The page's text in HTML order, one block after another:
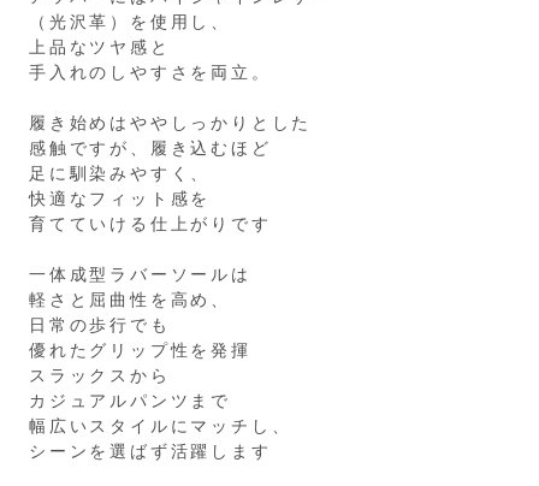
（光沢革）を使用し、
上品なツヤ感と
手入れのしやすさを両立。
履き始めはややしっかりとした
感触ですが、履き込むほど
足に馴染みやすく、
快適なフィット感を
育てていける仕上がりです
一体成型ラバーソールは
軽さと屈曲性を高め、
日常の歩行でも
優れたグリップ性を発揮
スラックスから
カジュアルパンツまで
幅広いスタイルにマッチし、
シーンを選ばず活躍します